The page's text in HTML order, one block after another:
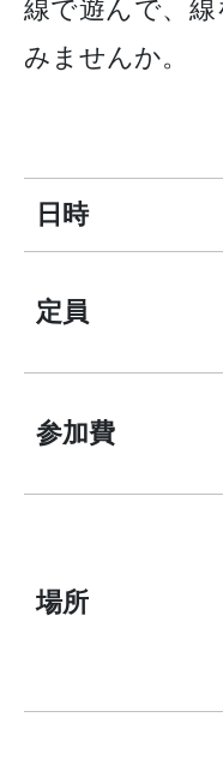
線で遊んで、
みませんか。
日時
定員
参加費
場所